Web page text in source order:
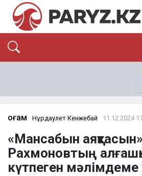
ЭКОНОМИКА
ОҚИҒА
News
Қоғам Нұрдаулет Кенжебай 11.12.2024
«Мансабын
Рахмоновтың
күтпеген